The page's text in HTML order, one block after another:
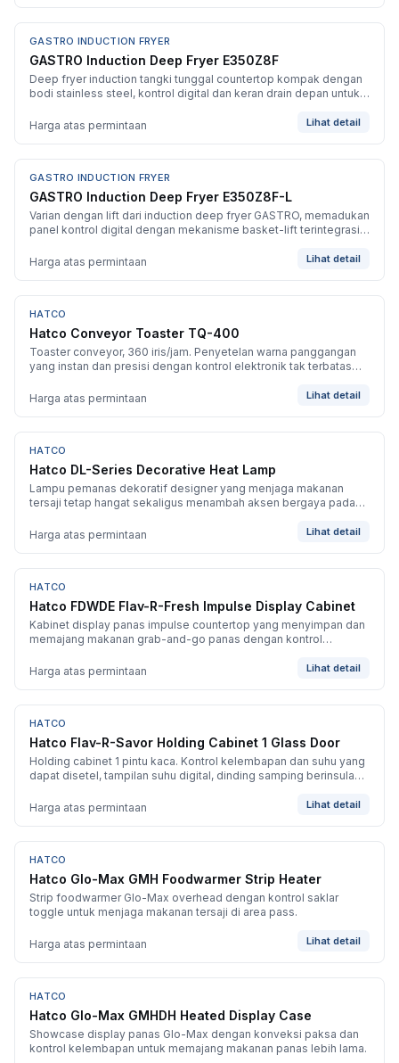
BARU
GASTRO INDUCTION FRYER
GASTRO Induction Deep Fryer E350Z8F
Deep fryer induction tangki tunggal countertop kompak dengan
bodi stainless steel, kontrol digital dan keran drain depan untuk
Harga atas permintaan
Lihat detail
BARU
GASTRO INDUCTION FRYER
GASTRO Induction Deep Fryer E350Z8F-L
Varian dengan lift dari induction deep fryer GASTRO, memadukan
panel kontrol digital dengan mekanisme basket-lift terintegrasi
Harga atas permintaan
Lihat detail
BARU
HATCO
Hatco Conveyor Toaster TQ-400
Toaster conveyor, 360 iris/jam. Penyetelan warna panggangan
yang instan dan presisi dengan kontrol elektronik tak terbatas
Harga atas permintaan
Lihat detail
BARU
HATCO
Hatco DL-Series Decorative Heat Lamp
Lampu pemanas dekoratif designer yang menjaga makanan
tersaji tetap hangat sekaligus menambah aksen bergaya pada
Harga atas permintaan
Lihat detail
BARU
HATCO
Hatco FDWDE Flav-R-Fresh Impulse Display Cabinet
Kabinet display panas impulse countertop yang menyimpan dan
memajang makanan grab-and-go panas dengan kontrol
Harga atas permintaan
Lihat detail
BARU
HATCO
Hatco Flav-R-Savor Holding Cabinet 1 Glass Door
Holding cabinet 1 pintu kaca. Kontrol kelembapan dan suhu yang
dapat disetel, tampilan suhu digital, dinding samping berinsulasi,
Harga atas permintaan
Lihat detail
BARU
HATCO
Hatco Glo-Max GMH Foodwarmer Strip Heater
Strip foodwarmer Glo-Max overhead dengan kontrol saklar
toggle untuk menjaga makanan tersaji di area pass.
Harga atas permintaan Lihat detail
BARU
HATCO
Hatco Glo-Max GMHDH Heated Display Case
Showcase display panas Glo-Max dengan konveksi paksa dan
kontrol kelembapan untuk memajang makanan panas lebih lama.